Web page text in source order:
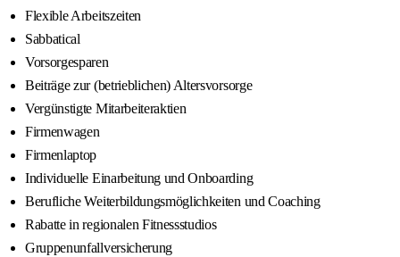
Flexible Arbeitszeiten
Sabbatical
Vorsorgesparen
Beiträge zur (betrieblichen) Altersvorsorge
Vergünstigte Mitarbeiteraktien
Firmenwagen
Firmenlaptop
Individuelle Einarbeitung und Onboarding
Berufliche Weiterbildungsmöglichkeiten und Coaching
Rabatte in regionalen Fitnessstudios
Gruppenunfallversicherung